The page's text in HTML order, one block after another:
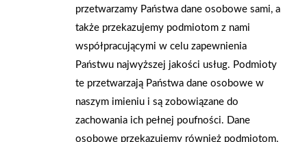
przetwarzamy Państwa dane osobowe sami, a
także przekazujemy podmiotom z nami
współpracującymi w celu zapewnienia
Państwu najwyższej jakości usług. Podmioty
te przetwarzają Państwa dane osobowe w
naszym imieniu i są zobowiązane do
zachowania ich pełnej poufności. Dane
osobowe przekazujemy również podmiotom,